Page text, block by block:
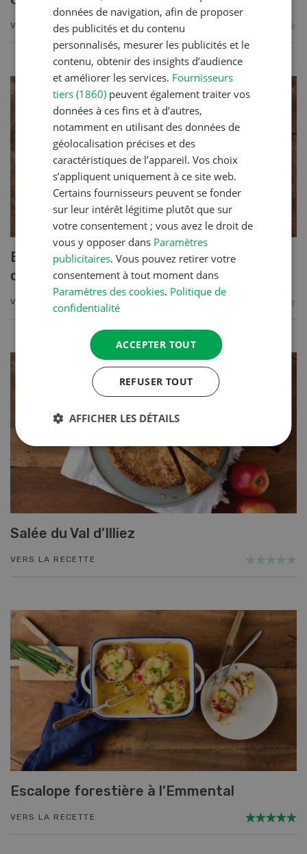
VERS LA RECETTE
Blancs de poulet sauce épinards à la
crème
VERS LA RECETTE
Salée du Val d’Illiez
VERS LA RECETTE
Escalope forestière à l’Emmental
VERS LA RECETTE
données de navigation, afin de proposer
des publicités et du contenu
personnalisés, mesurer les publicités et le
contenu, obtenir des insights d’audience
et améliorer les services. Fournisseurs
tiers (1860) peuvent également traiter vos
données à ces fins et à d’autres,
notamment en utilisant des données de
géolocalisation précises et des
caractéristiques de l’appareil. Vos choix
s’appliquent uniquement à ce site web.
Certains fournisseurs peuvent se fonder
sur leur intérêt légitime plutôt que sur
votre consentement ; vous avez le droit de
vous y opposer dans Paramètres
publicitaires. Vous pouvez retirer votre
consentement à tout moment dans
Paramètres des cookies. Politique de
confidentialité
ACCEPTER TOUT
REFUSER TOUT
AFFICHER LES DÉTAILS